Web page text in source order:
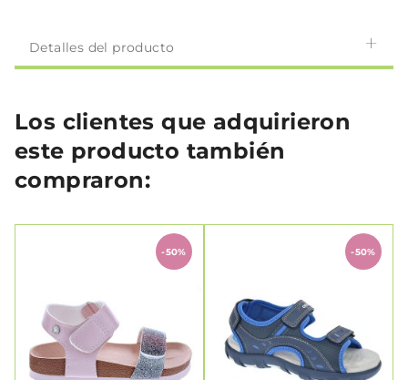
Detalles del producto
Los clientes que adquirieron
este producto también
compraron:
-50% -50%